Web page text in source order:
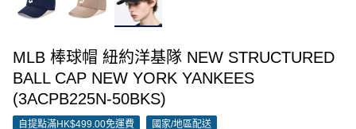
MLB 棒球帽 紐約洋基隊 NEW STRUCTURED
BALL CAP NEW YORK YANKEES
(3ACPB225N-50BKS)
自提點滿HK$499.00免運費 國家/地區配送